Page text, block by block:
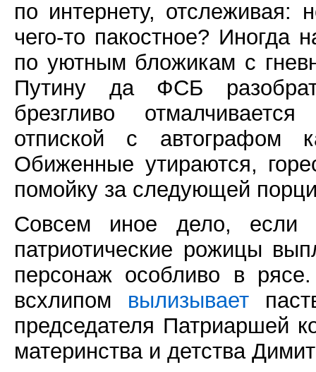
по интернету, отслеживая:
чего-то пакостное? Иногда
по уютным бложикам с
Путину да ФСБ
брезгливо
отпиской с автографом
Обиженные утираются,
помойку за следующей
Совсем иное дело, если
патриотические рожицы
персонаж особливо в
всхлипом вылизывает
председателя Патриаршей
материнства и детства